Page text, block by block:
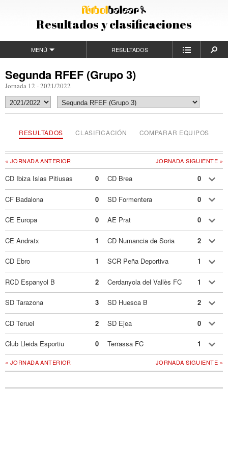
Resultados y clasificaciones
MENÚ RESULTADOS
Segunda RFEF (Grupo 3)
Jornada 12 - 2021/2022
RESULTADOS CLASIFICACIÓN COMPARAR EQUIPOS
JORNADA SIGUIENTE »
« JORNADA ANTERIOR
CD Ibiza Islas Pitiusas 0 CD Brea 0
CF Badalona 0 SD Formentera 0
CE Europa 0 AE Prat 0
CE Andratx 1 CD Numancia de Soria 2
CD Ebro 1 SCR Peña Deportiva 1
RCD Espanyol B 2 Cerdanyola del Vallès FC 1
SD Tarazona 3 SD Huesca B 2
CD Teruel 2 SD Ejea 0
Club Lleida Esportiu 0 Terrassa FC 1
JORNADA SIGUIENTE »
« JORNADA ANTERIOR